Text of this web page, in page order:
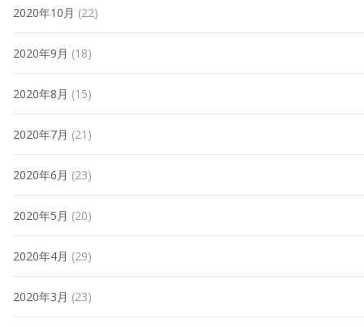
2020年10月 (22)
2020年9月 (18)
2020年8月 (15)
2020年7月 (21)
2020年6月 (23)
2020年5月 (20)
2020年4月 (29)
2020年3月 (23)